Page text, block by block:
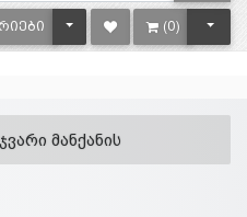
TOGGLE DROPDOWN
(0)
ჯვარი მანქანის